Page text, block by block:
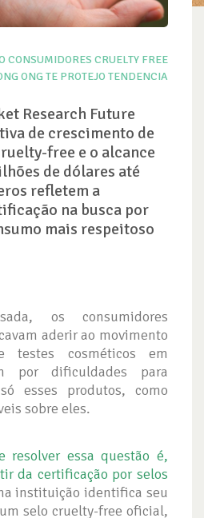
CONSUMIDORES CRUELTY FREE
ONG TE PROTEJO TENDENCIA
Research Future
de crescimento de
free e o alcance
de dólares até
refletem a
na busca por
mais respeitoso
os consumidores
aderir ao movimento
testes cosméticos em
por dificuldades para
esses produtos, como
sobre eles.
resolver essa questão é,
da certificação por selos
instituição identifica seu
selo cruelty-free oficial,